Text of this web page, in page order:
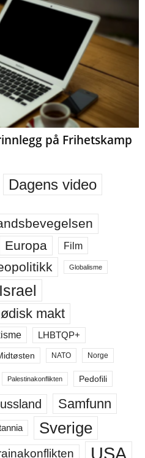
på Frihetskamp
Dagens video
Europa Film
Globalisme
Israel
makt
LHBTQP+
NATO Norge
Palestinakonflikten Pedofili
Samfunn
Sverige
USA